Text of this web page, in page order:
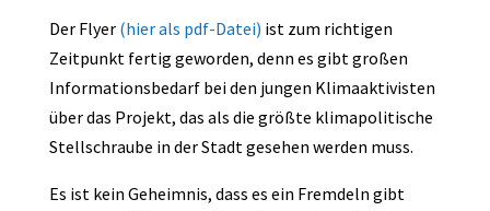
Der Flyer (hier als pdf-Datei) ist zum richtigen
Zeitpunkt fertig geworden, denn es gibt großen
Informationsbedarf bei den jungen Klimaaktivisten
über das Projekt, das als die größte klimapolitische
Stellschraube in der Stadt gesehen werden muss.
Es ist kein Geheimnis, dass es ein Fremdeln gibt